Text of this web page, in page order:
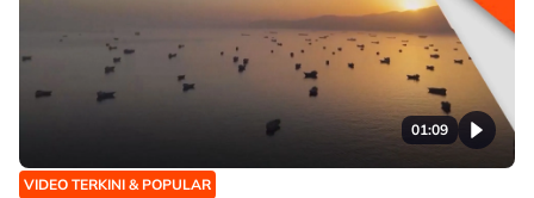
01:09
VIDEO TERKINI & POPULAR